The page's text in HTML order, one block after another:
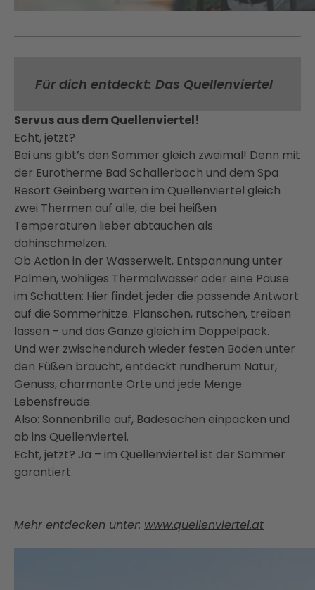
Für dich entdeckt: Das Quellenviertel
Servus aus dem Quellenviertel!
Echt, jetzt?
Bei uns gibt’s den Sommer gleich zweimal! Denn mit
der Eurotherme Bad Schallerbach und dem Spa
Resort Geinberg warten im Quellenviertel gleich
zwei Thermen auf alle, die bei heißen
Temperaturen lieber abtauchen als
dahinschmelzen.
Ob Action in der Wasserwelt, Entspannung unter
Palmen, wohliges Thermalwasser oder eine Pause
im Schatten: Hier findet jeder die passende Antwort
auf die Sommerhitze. Planschen, rutschen, treiben
lassen – und das Ganze gleich im Doppelpack.
Und wer zwischendurch wieder festen Boden unter
den Füßen braucht, entdeckt rundherum Natur,
Genuss, charmante Orte und jede Menge
Lebensfreude.
Also: Sonnenbrille auf, Badesachen einpacken und
ab ins Quellenviertel.
Echt, jetzt? Ja – im Quellenviertel ist der Sommer
garantiert.
Mehr entdecken unter: www.quellenviertel.at